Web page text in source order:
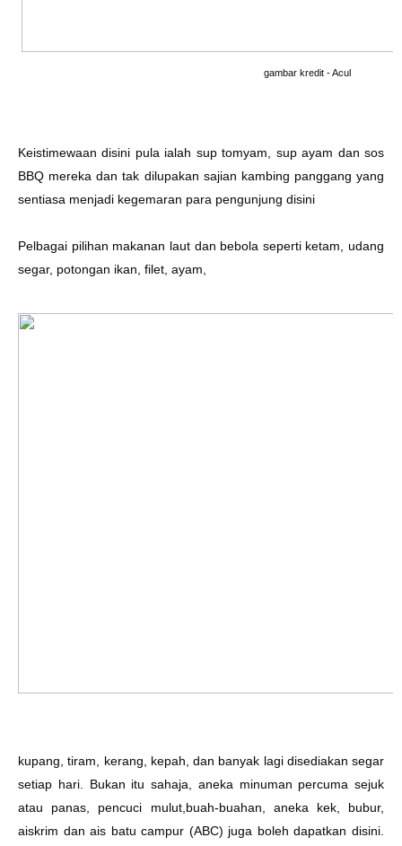
gambar kredit -Acul
Keistimewaan disini pula ialah sup tomyam, sup ayam dan sos
BBQ mereka dan tak dilupakan sajian kambing panggang yang
sentiasa menjadi kegemaran para pengunjung disini
Pelbagai pilihan makanan laut dan bebola seperti ketam, udang
segar, potongan ikan, filet, ayam,
kupang, tiram, kerang, kepah, dan banyak lagi disediakan segar
setiap hari. Bukan itu sahaja, aneka minuman percuma sejuk
atau panas, pencuci mulut,buah-buahan, aneka kek, bubur,
aiskrim dan ais batu campur (ABC) juga boleh dapatkan disini.